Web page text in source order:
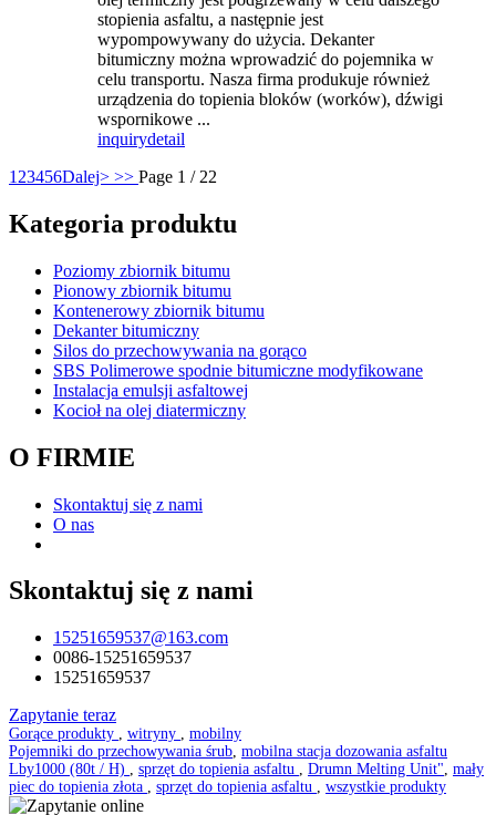
stopienia asfaltu, a następnie jest
wypompowywany do użycia. Dekanter
bitumiczny można wprowadzić do pojemnika w
celu transportu. Nasza firma produkuje również
urządzenia do topienia bloków (worków), dźwigi
wspornikowe ...
inquirydetail
1 23456Dalej> >> Page 1 / 22
Kategoria produktu
Poziomy zbiornik bitumu
Pionowy zbiornik bitumu
Kontenerowy zbiornik bitumu
Dekanter bitumiczny
Silos do przechowywania na gorąco
SBS Polimerowe spodnie bitumiczne modyfikowane
Instalacja emulsji asfaltowej
Kocioł na olej diatermiczny
O FIRMIE
Skontaktuj się z nami
O nas
Skontaktuj się z nami
15251659537@163.com
0086-15251659537
15251659537
Zapytanie teraz
Gorące produkty , witryny , mobilny
Pojemniki do przechowywania śrub, mobilna stacja dozowania asfaltu
Lby1000 (80t / H) , sprzęt do topienia asfaltu , Drumn Melting Unit", mały
piec do topienia złota , sprzęt do topienia asfaltu , wszystkie produkty